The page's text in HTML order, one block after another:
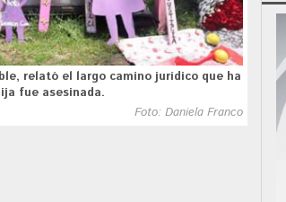
relató el largo camino jurídico que ha
fue asesinada.
Foto: Daniela Franco